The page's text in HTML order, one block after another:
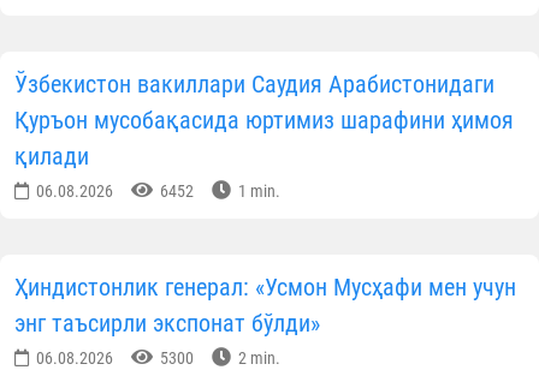
Ўзбекистон вакиллари Саудия Арабистонидаги
Қуръон мусобақасида юртимиз шарафини ҳимоя
қилади
06.08.2026 6452 1 min.
Ҳиндистонлик генерал: «Усмон Мусҳафи мен учун
энг таъсирли экспонат бўлди»
06.08.2026 5300 2 min.